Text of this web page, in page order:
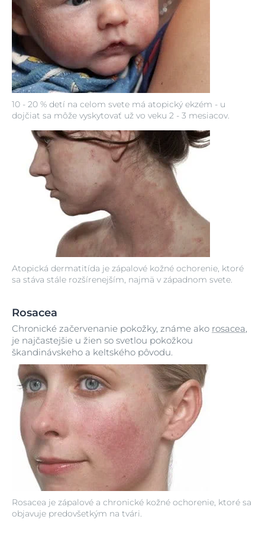
10 - 20 % detí na celom svete má atopický ekzém - u
dojčiat sa môže vyskytovať už vo veku 2 - 3 mesiacov.
Atopická dermatitída je zápalové kožné ochorenie, ktoré
sa stáva stále rozšírenejším, najmä v západnom svete.
Rosacea
Rosacea je zápalové a chronické kožné ochorenie, ktoré sa
objavuje predovšetkým na tvári.
Chronické začervenanie pokožky, známe ako rosacea
je najčastejšie u žien so svetlou pokožkou
škandinávskeho a keltského pôvodu.